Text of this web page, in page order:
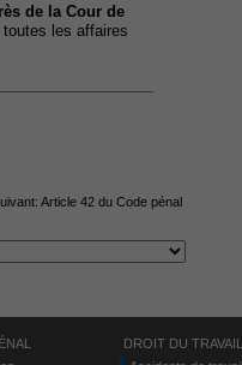
de la Cour de
toutes les affaires
Article 42 du Code pénal
DROIT DU TRAVAIL